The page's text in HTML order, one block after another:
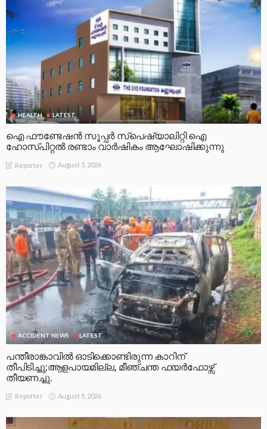
HEALTH LATEST
ഐ ഫൗണ്ടേഷൻ സൂപ്പർ സ്പെഷ്യാലിറ്റി ഐ
ഹോസ്പിറ്റൽ രണ്ടാം വാർഷികം ആഘോഷിക്കുന്നു
Reporter August 5, 2026
ACCIDENT NEWS LATEST
പന്തീരാങ്കാവിൽ ഓടിക്കൊണ്ടിരുന്ന കാറിന്
തീപിടിച്ചു;ആളപായമില്ല, മീഞ്ചന്ത ഫയർഫോഴ്സ്
തീയണച്ചു.
Reporter August 5, 2026